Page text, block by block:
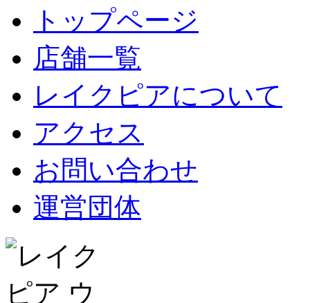
トップページ
店舗一覧
レイクピアについて
アクセス
お問い合わせ
運営団体